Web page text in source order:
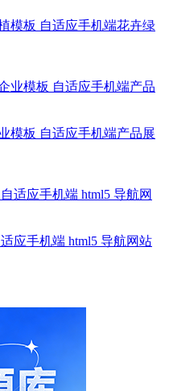
模板 自适应手机端花卉绿
模板 自适应手机端产品展
应手机端 html5 导航网站